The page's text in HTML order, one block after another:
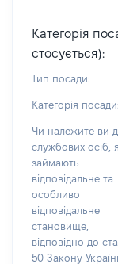
Категорія
стосується):
Тип посади:
Категорія посади:
Чи належите ви
службових осіб,
займають
відповідальне та
особливо
відповідальне
становище,
відповідно до
50 Закону